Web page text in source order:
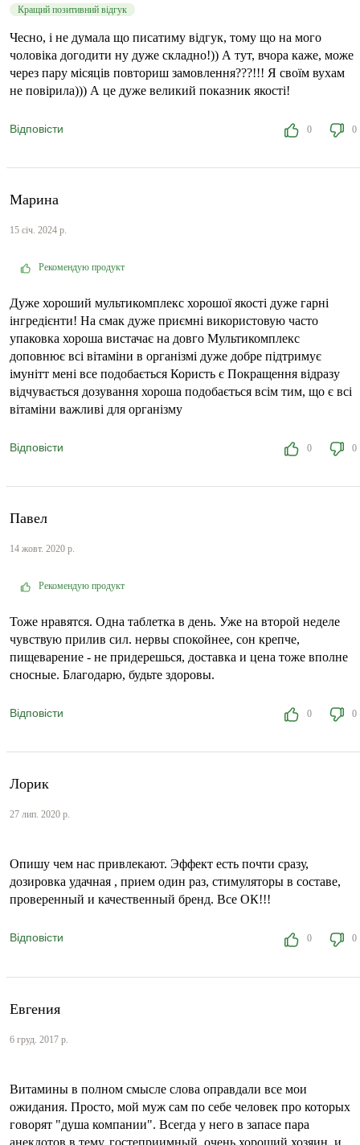
Кращий позитивний відгук
Чесно, і не думала що писатиму відгук, тому що на мого
чоловіка догодити ну дуже складно!)) А тут, вчора каже, може
через пару місяців повториш замовлення???!!! Я своїм вухам
не повірила))) А це дуже великий показник якості!
Відповісти 0 0
Марина
15 січ. 2024 р.
Рекомендую продукт
Дуже хороший мультикомплекс хорошої якості дуже гарні
інгредієнти! На смак дуже приємні використовую часто
упаковка хороша вистачає на довго Мультикомплекс
доповнює всі вітаміни в організмі дуже добре підтримує
імунітт мені все подобається Користь є Покращення відразу
відчувається дозування хороша подобається всім тим, що є всі
вітаміни важливі для організму
Відповісти 0 0
Павел
14 жовт. 2020 р.
Рекомендую продукт
Тоже нравятся. Одна таблетка в день. Уже на второй неделе
чувствую прилив сил. нервы спокойнее, сон крепче,
пищеварение - не придерешься, доставка и цена тоже вполне
сносные. Благодарю, будьте здоровы.
Відповісти 0 0
Лорик
27 лип. 2020 р.
Опишу чем нас привлекают. Эффект есть почти сразу,
дозировка удачная , прием один раз, стимуляторы в составе,
проверенный и качественный бренд. Все ОК!!!
Відповісти 0 0
Евгения
6 груд. 2017 р.
Витамины в полном смысле слова оправдали все мои
ожидания. Просто, мой муж сам по себе человек про которых
говорят "душа компании". Всегда у него в запасе пара
анекдотов в тему, гостеприимный, очень хороший хозяин, и